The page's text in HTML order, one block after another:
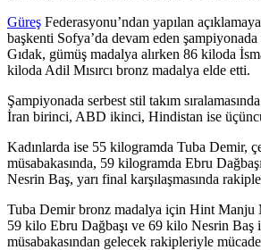
Güreş Federasyonu’ndan yapılan
başkenti Sofya’da devam eden
Gıdak, gümüş madalya alırken 86 kiloda
kiloda Adil Mısırcı bronz madalya elde etti.
Şampiyonada serbest stil takım
İran birinci, ABD ikinci, Hindistan ise üçüncü
Kadınlarda ise 55 kilogramda Tuba Demir,
müsabakasında, 59 kilogramda Ebru
Nesrin Baş, yarı final karşılaşmasında
Tuba Demir bronz madalya için Hint Manju
59 kilo Ebru Dağbaşı ve 69 kilo Nesrin Baş
müsabakasından gelecek rakipleriyle